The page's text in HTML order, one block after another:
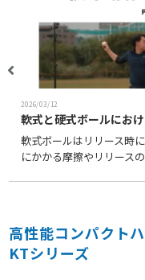
2026/03/12
軟式と硬式ボールにお
軟式ボールはリリース時
にかかる摩擦やリリース
高性能コンパクト
KTシリーズ